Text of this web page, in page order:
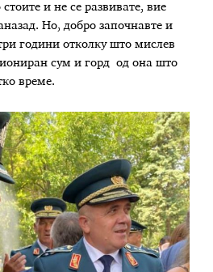
и не се развивате, вие
Но, добро започнавте и
години отколку што мислев
сум и горд од она што
време.